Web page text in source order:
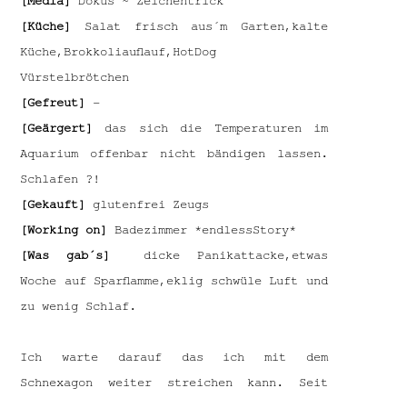
[Küche]
Salat frisch aus´m Garten,kalte
Küche,Brokkoliauflauf,HotDog
Vürstelbrötchen
[Gefreut]
–
[Geärgert]
das sich die Temperaturen im
Aquarium offenbar nicht bändigen lassen.
Schlafen ?!
[Gekauft] glutenfrei Zeugs
[Working on]
Badezimmer *endlessStory*
[Was gab´s]
dicke Panikattacke,etwas
Woche auf Sparflamme,eklig schwüle Luft und
zu wenig Schlaf.
Ich warte darauf das ich mit dem
Schnexagon weiter streichen kann. Seit